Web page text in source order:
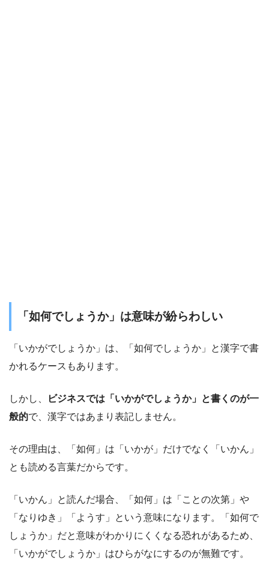
「如何でしょうか」は意味が紛らわしい
「いかがでしょうか」は、「如何でしょうか」と漢字で書
かれるケースもあります。
しかし、
ビジネスでは「いかがでしょうか」と書くのが一
般的で、漢字ではあまり表記しません。
その理由は、「如何」は「いかが」だけでなく「いかん」
とも読める言葉だからです。
「いかん」と読んだ場合、「如何」は「ことの次第」や
「なりゆき」「ようす」という意味になります。「如何で
しょうか」だと意味がわかりにくくなる恐れがあるため、
「いかがでしょうか」はひらがなにするのが無難です。